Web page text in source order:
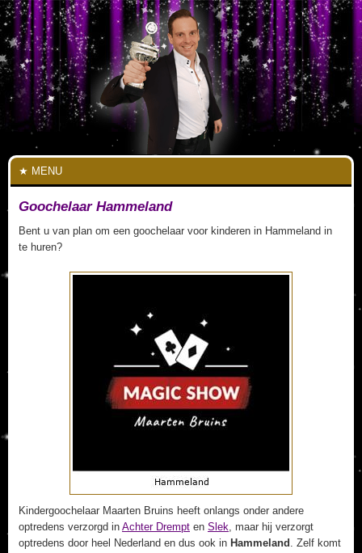
MENU
Goochelaar Hammeland
Bent u van plan om een goochelaar voor kinderen in Hammeland in
te huren?
Kindergoochelaar Maarten Bruins heeft onlangs onder andere
optredens verzorgd in Achter Drempt en Slek, maar hij verzorgt
optredens door heel Nederland en dus ook in Hammeland . Zelf komt